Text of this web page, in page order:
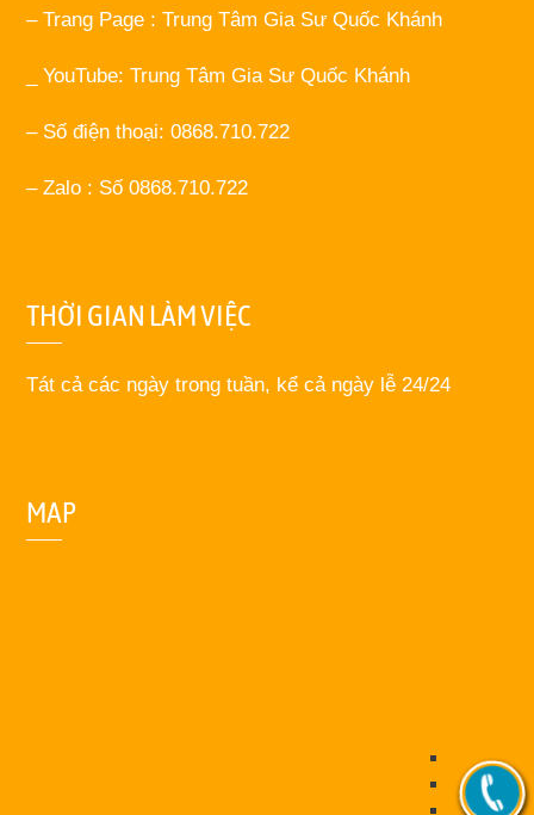
– Trang Page : Trung Tâm Gia Sư Quốc Khánh
_ YouTube: Trung Tâm Gia Sư Quốc Khánh
– Số điện thoại: 0868.710.722
– Zalo : Số 0868.710.722
THỜI GIAN LÀM VIỆC
Tát cả các ngày trong tuần, kể cả ngày lễ 24/24
MAP